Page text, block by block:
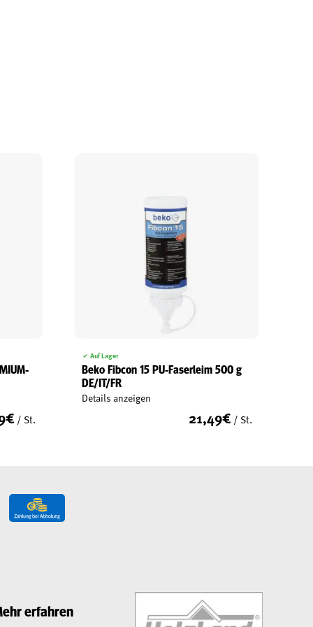
€ / St.
Auf Lager
Beko Fibcon 15 PU-Faserleim 500 g
DE/IT/FR
Details anzeigen
21,49€ / St.
erfahren